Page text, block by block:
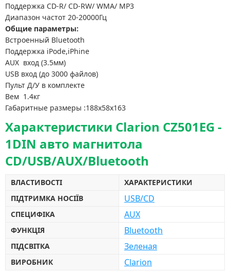
Поддержка CD-R/ CD-RW/ WMA/ MP3
Диапазон частот 20-20000Гц
Общие параметры:
Встроенный Bluetooth
Поддержка iPode,iPhine
AUX вход (3.5мм)
USB вход (до 3000 файлов)
Пульт Д/У в комплекте
Вем 1.4кг
Габаритные размеры :188х58х163
Характеристики Clarion CZ501EG -
1DIN авто магнитола
CD/USB/AUX/Bluetooth
ВЛАСТИВОСТІ
ХАРАКТЕРИСТИКИ
ПІДТРИМКА НОСІЇВ
USB/CD
СПЕЦИФІКА AUX
ФУНКЦІЯ Bluetooth
ПІДСВІТКА Зеленая
ВИРОБНИК Clarion